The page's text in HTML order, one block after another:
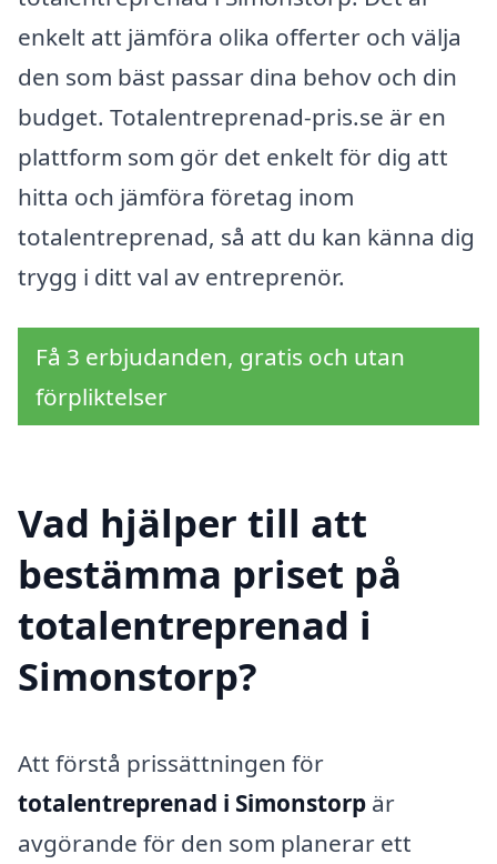
enkelt att jämföra olika offerter och välja
den som bäst passar dina behov och din
budget. Totalentreprenad-pris.se är en
plattform som gör det enkelt för dig att
hitta och jämföra företag inom
totalentreprenad, så att du kan känna dig
trygg i ditt val av entreprenör.
Få 3 erbjudanden, gratis och utan
förpliktelser
Vad hjälper till att
bestämma priset på
totalentreprenad i
Simonstorp?
Att förstå prissättningen för
totalentreprenad i Simonstorp är
avgörande för den som planerar ett